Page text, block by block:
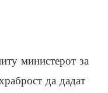
министерот за
да дадат